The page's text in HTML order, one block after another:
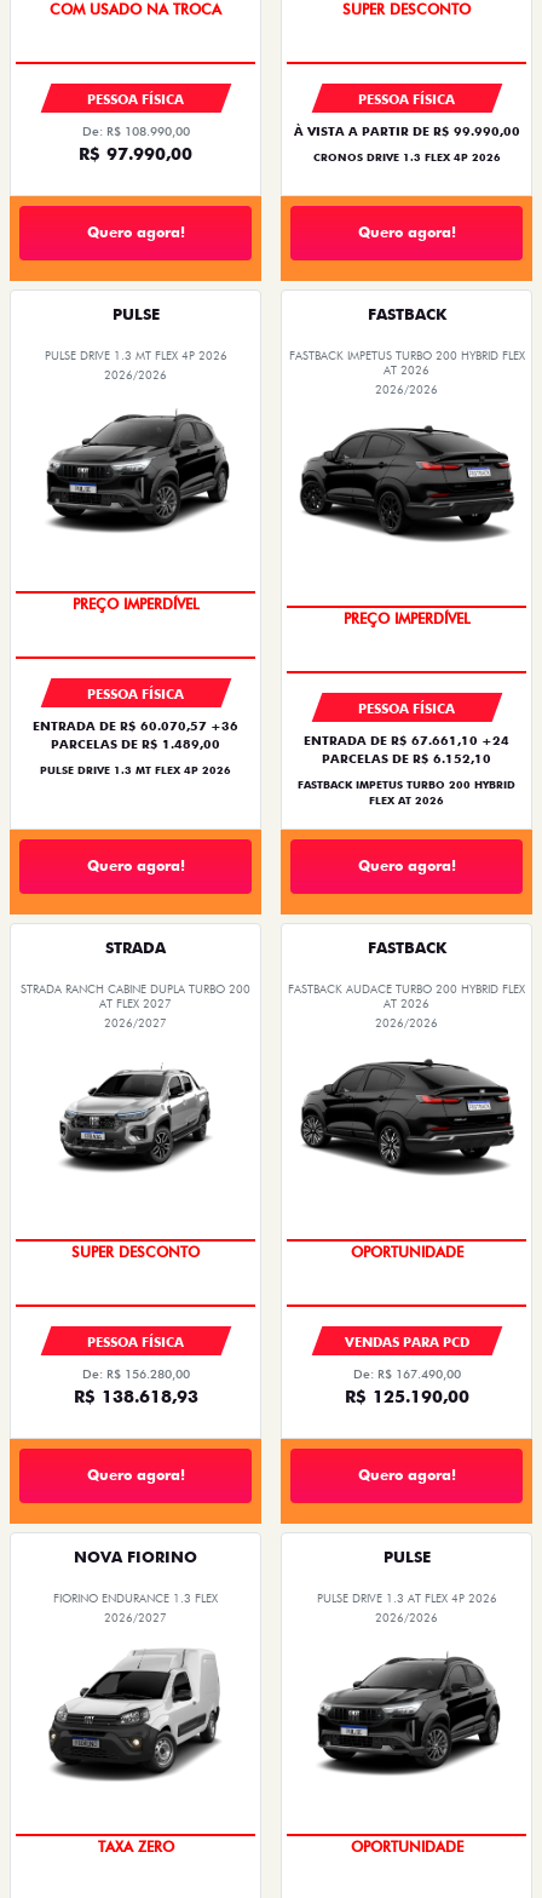
SUPER DESCONTO
PESSOA FÍSICA
De: R$ 108.990,00
R$ 97.990,00
Quero agora!
BÔNUS DE ATÉ R$ 14 MIL
PESSOA FÍSICA
À VISTA A PARTIR DE R$ 99.990,00
CRONOS DRIVE 1.3 FLEX 4P 2026
Quero agora!
PULSE
PULSE DRIVE 1.3 MT FLEX 4P 2026
2026/2026
OPORTUNIDADE
PESSOA FÍSICA
ENTRADA DE R$ 60.070,57 +36
PARCELAS DE R$ 1.489,00
PULSE DRIVE 1.3 MT FLEX 4P 2026
Quero agora!
FASTBACK
FASTBACK IMPETUS TURBO 200 HYBRID FLEX
AT 2026
2026/2026
OPORTUNIDADE
PESSOA FÍSICA
ENTRADA DE R$ 67.661,10 +24
PARCELAS DE R$ 6.152,10
FASTBACK IMPETUS TURBO 200 HYBRID
FLEX AT 2026
Quero agora!
STRADA
STRADA RANCH CABINE DUPLA TURBO 200
AT FLEX 2027
2026/2027
SUPER DESCONTO
PESSOA FÍSICA
De: R$ 156.280,00
R$ 138.618,93
Quero agora!
FASTBACK
FASTBACK AUDACE TURBO 200 HYBRID FLEX
AT 2026
2026/2026
OPORTUNIDADE
VENDAS PARA PCD
De: R$ 167.490,00
R$ 125.190,00
Quero agora!
NOVA FIORINO
FIORINO ENDURANCE 1.3 FLEX
2026/2027
TAXA ZERO
PULSE
PULSE DRIVE 1.3 AT FLEX 4P 2026
2026/2026
OPORTUNIDADE